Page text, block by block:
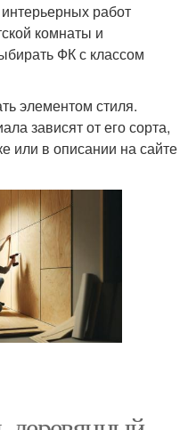
работ
комнаты и
ФК с классом
элементом стиля.
зависят от его сорта,
или в описании на сайте